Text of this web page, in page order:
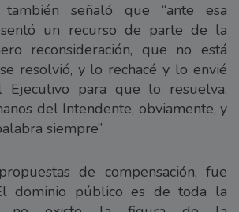
también señaló que “ante esa
un recurso de parte de la
reconsideración, que no está
resolvió, y lo rechacé y lo envié
Ejecutivo para que lo resuelva.
del Intendente, obviamente, y
siempre”.
de compensación, fue
dominio público es de toda la